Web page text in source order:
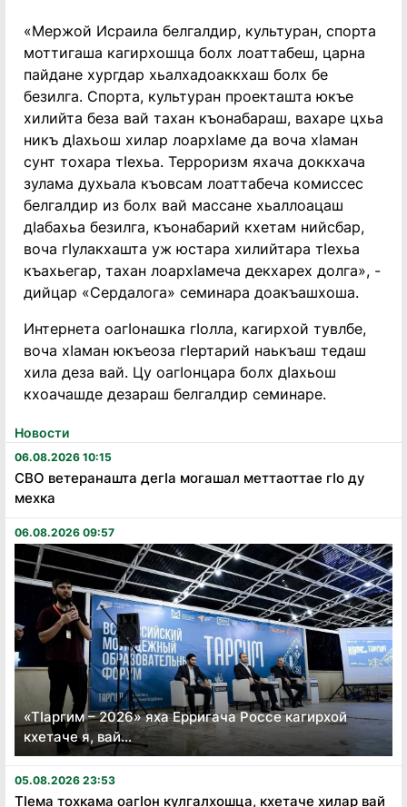
Новости
06.08.2026 10:15
СВО ветеранашта дегӏа могашал меттаоттае гӏо ду
мехка
06.08.2026 09:57
«Тӏаргим – 2026» яха Ерригача Россе кагирхой
кхетаче я, вай...
05.08.2026 23:53
Тӏема тохкама оагӏон кулгалхошца, кхетаче хилар вай
«Мержой Исраила белгалдир, культуран, спорта
моттигаша кагирхошца болх лоаттабеш, царна
пайдане хургдар хьалхадоаккхаш болх бе
безилга. Спорта, культуран проекташта юкъе
хилийта беза вай тахан къонабараш, вахаре цхьа
никъ дӏахьош хилар лоархӏаме да воча хӏаман
сунт тохара тӏехьа. Терроризм яхача доккхача
зулама духьала къовсам лоаттабеча комиссес
белгалдир из болх вай массане хьаллоацаш
дӏабахьа безилга, къонабарий кхетам нийсбар,
воча гӏулакхашта уж юстара хилийтара тӏехьа
къахьегар, тахан лоархӏамеча декхарех долга», -
дийцар «Сердалога» семинара доакъашхоша.
Интернета оагӏонашка гӏолла, кагирхой тувлбе,
воча хӏаман юкъеоза гӏертарий наькъаш тедаш
хила деза вай. Цу оагӏонцара болх дӏахьош
кхоачашде дезараш белгалдир семинаре.